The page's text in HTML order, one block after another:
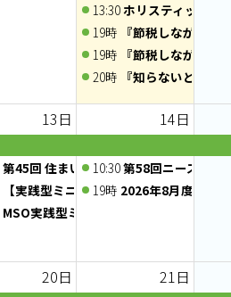
ッション 13:30ホリスティック医
19時 『節税しながら
19時 『節税しながら
20時 『知らないと損
会♪
】紙1枚でお客さまを動かす！Canvaチ
手取りを増やす』元福岡県庁35年勤
金の還付と負担軽減の仕組み』～3分
Vol.22「ニュースで取り上げられない社
13日
第45回 住まいのミライEXPO
【実践型ミニセミナー】価格に迷うと
MSO実践型ミニセミナー 【国の制度で
14日
10:30第58回ニーズマッ
19時 2026年8月度
20日 21日